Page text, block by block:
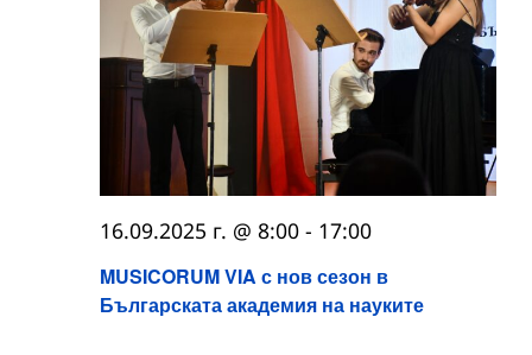
MUSICORUM VIA с нов сезон в
Българската академия на науките
16.09.2025 г. @ 8:00 - 17:00